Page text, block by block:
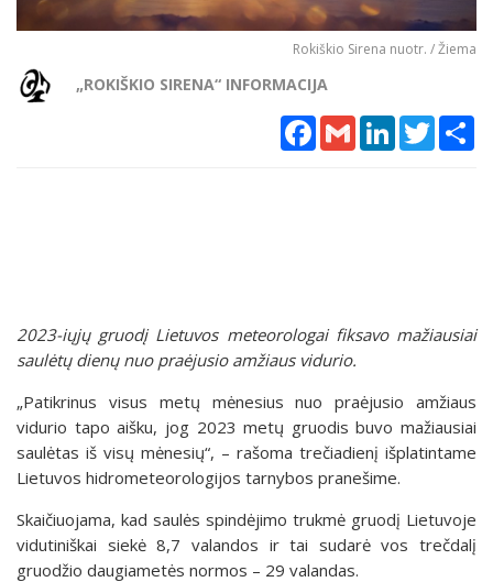
Rokiškio Sirena nuotr. / Žiema
„ROKIŠKIO SIRENA“ INFORMACIJA
Facebook
Gmail LinkedInTwitter
2023-iųjų gruodį Lietuvos meteorologai fiksavo mažiausiai
saulėtų dienų nuo praėjusio amžiaus vidurio.
„Patikrinus visus metų mėnesius nuo praėjusio amžiaus
vidurio tapo aišku, jog 2023 metų gruodis buvo mažiausiai
saulėtas iš visų mėnesių“, – rašoma trečiadienį išplatintame
Lietuvos hidrometeorologijos tarnybos pranešime.
Skaičiuojama, kad saulės spindėjimo trukmė gruodį Lietuvoje
vidutiniškai siekė 8,7 valandos ir tai sudarė vos trečdalį
gruodžio daugiametės normos – 29 valandas.